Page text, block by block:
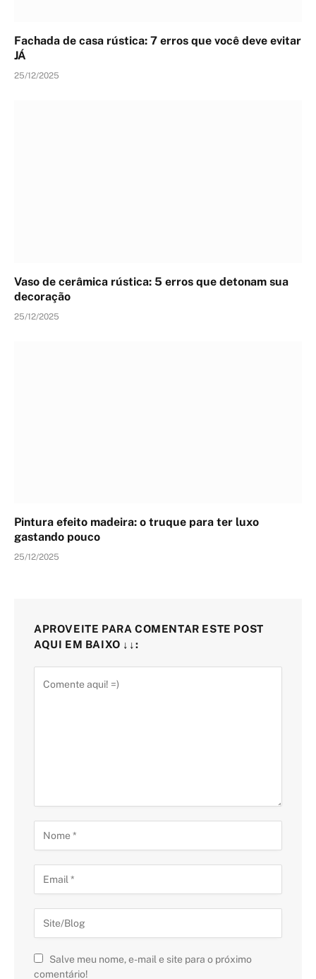
Fachada de casa rústica: 7 erros que você deve evitar
JÁ
25/12/2025
Vaso de cerâmica rústica: 5 erros que detonam sua
decoração
25/12/2025
Pintura efeito madeira: o truque para ter luxo
gastando pouco
25/12/2025
APROVEITE PARA COMENTAR ESTE POST
AQUI EM BAIXO ↓↓:
Salve meu nome, e-mail e site para o próximo
comentário!